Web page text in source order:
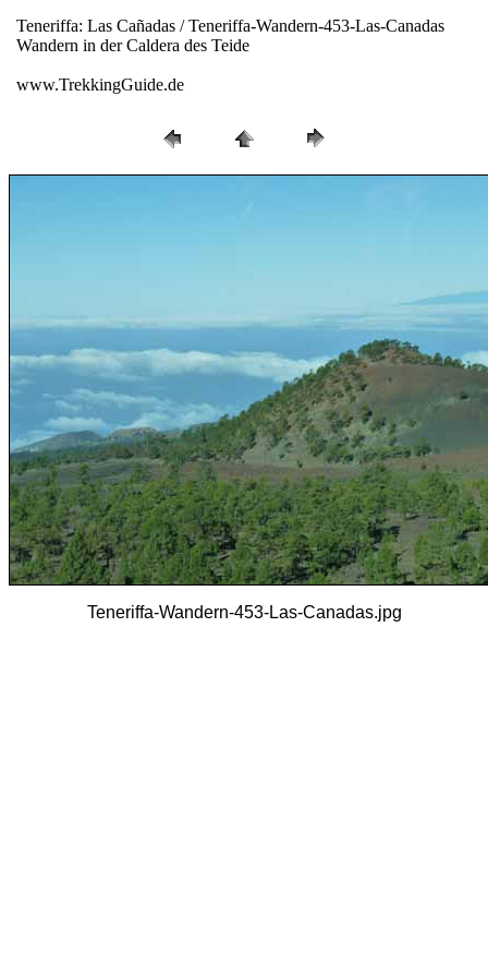
Teneriffa: Las Cañadas / Teneriffa-Wandern-453-Las-Canadas
Wandern in der Caldera des Teide
www.TrekkingGuide.de
Teneriffa-Wandern-453-Las-Canadas.jpg